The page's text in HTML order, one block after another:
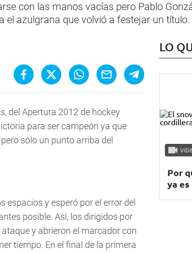
con las manos vacías pero Pablo
el azulgrana que volvió a festejar un título.
del Apertura 2012 de hockey
para ser campeón ya que
sólo un punto arriba del
espacios y esperó por el error del
posible. Así, los dirigidos por
y abrieron el marcador con
tiempo. En el final de la primera
LO
Por
ya